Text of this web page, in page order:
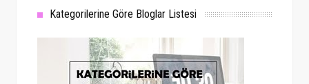
Kategorilerine Göre Bloglar Listesi